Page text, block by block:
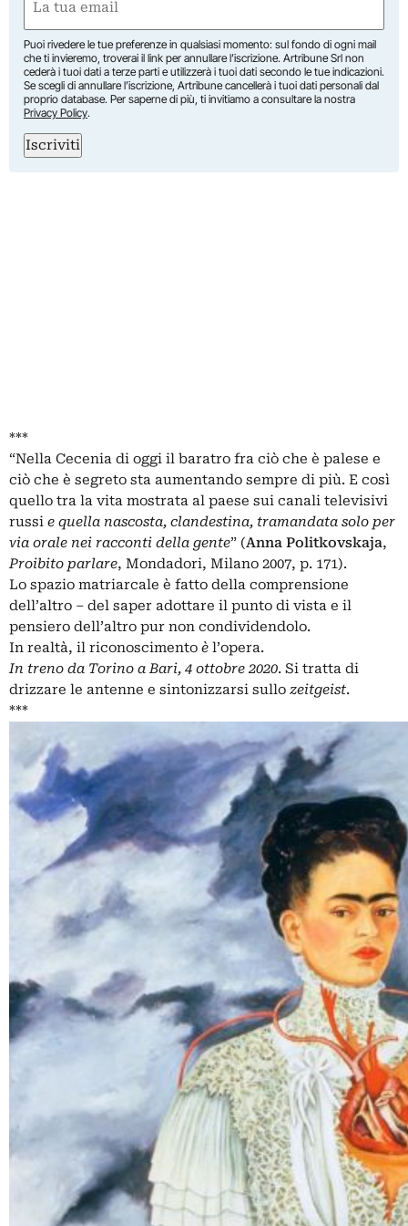
(Required)
Puoi rivedere le tue preferenze in qualsiasi momento: sul fondo di ogni mail
che ti invieremo, troverai il link per annullare l’iscrizione. Artribune Srl non
cederà i tuoi dati a terze parti e utilizzerà i tuoi dati secondo le tue indicazioni.
Se scegli di annullare l’iscrizione, Artribune cancellerà i tuoi dati personali dal
proprio database. Per saperne di più, ti invitiamo a consultare la nostra
Privacy Policy.
Iscriviti
***
“Nella Cecenia di oggi il baratro fra ciò che è palese e
ciò che è segreto sta aumentando sempre di più. E così
quello tra la vita mostrata al paese sui canali televisivi
russi e quella nascosta, clandestina, tramandata solo per
via orale nei racconti della gente” (Anna Politkovskaja,
Proibito parlare, Mondadori, Milano 2007, p. 171).
Lo spazio matriarcale è fatto della comprensione
dell’altro – del saper adottare il punto di vista e il
pensiero dell’altro pur non condividendolo.
In realtà, il riconoscimento è l’opera.
In treno da Torino a Bari, 4 ottobre 2020. Si tratta di
drizzare le antenne e sintonizzarsi sullo zeitgeist.
***